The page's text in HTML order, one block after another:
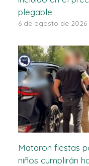
plegable.
6 de agosto de 2026
Mataron fiestas
niños cumplirán